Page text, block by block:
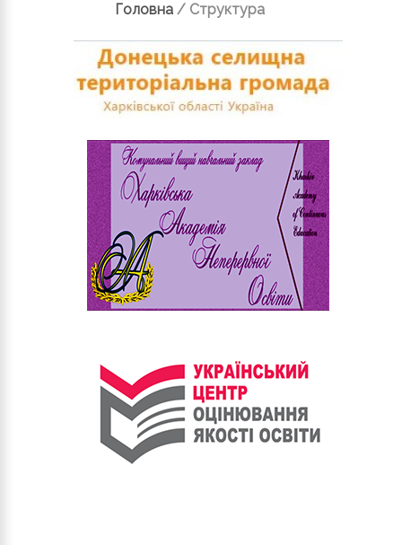
Головна / Структура